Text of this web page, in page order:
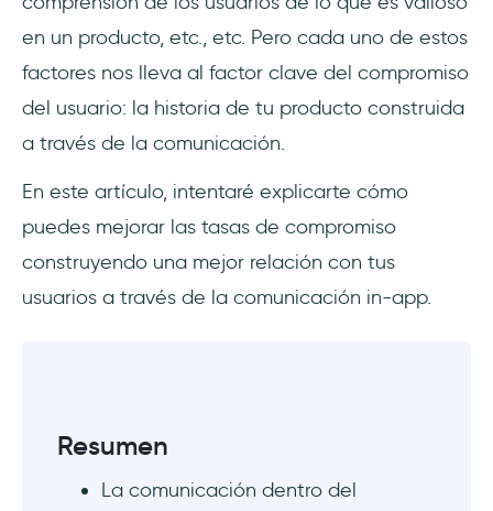
en un producto, etc., etc. Pero cada uno de estos
factores nos lleva al factor clave del compromiso
del usuario: la historia de tu producto construida
a través de la comunicación.
En este artículo, intentaré explicarte cómo
puedes mejorar las tasas de compromiso
construyendo una mejor relación con tus
usuarios a través de la comunicación in-app.
Resumen
La comunicación dentro del